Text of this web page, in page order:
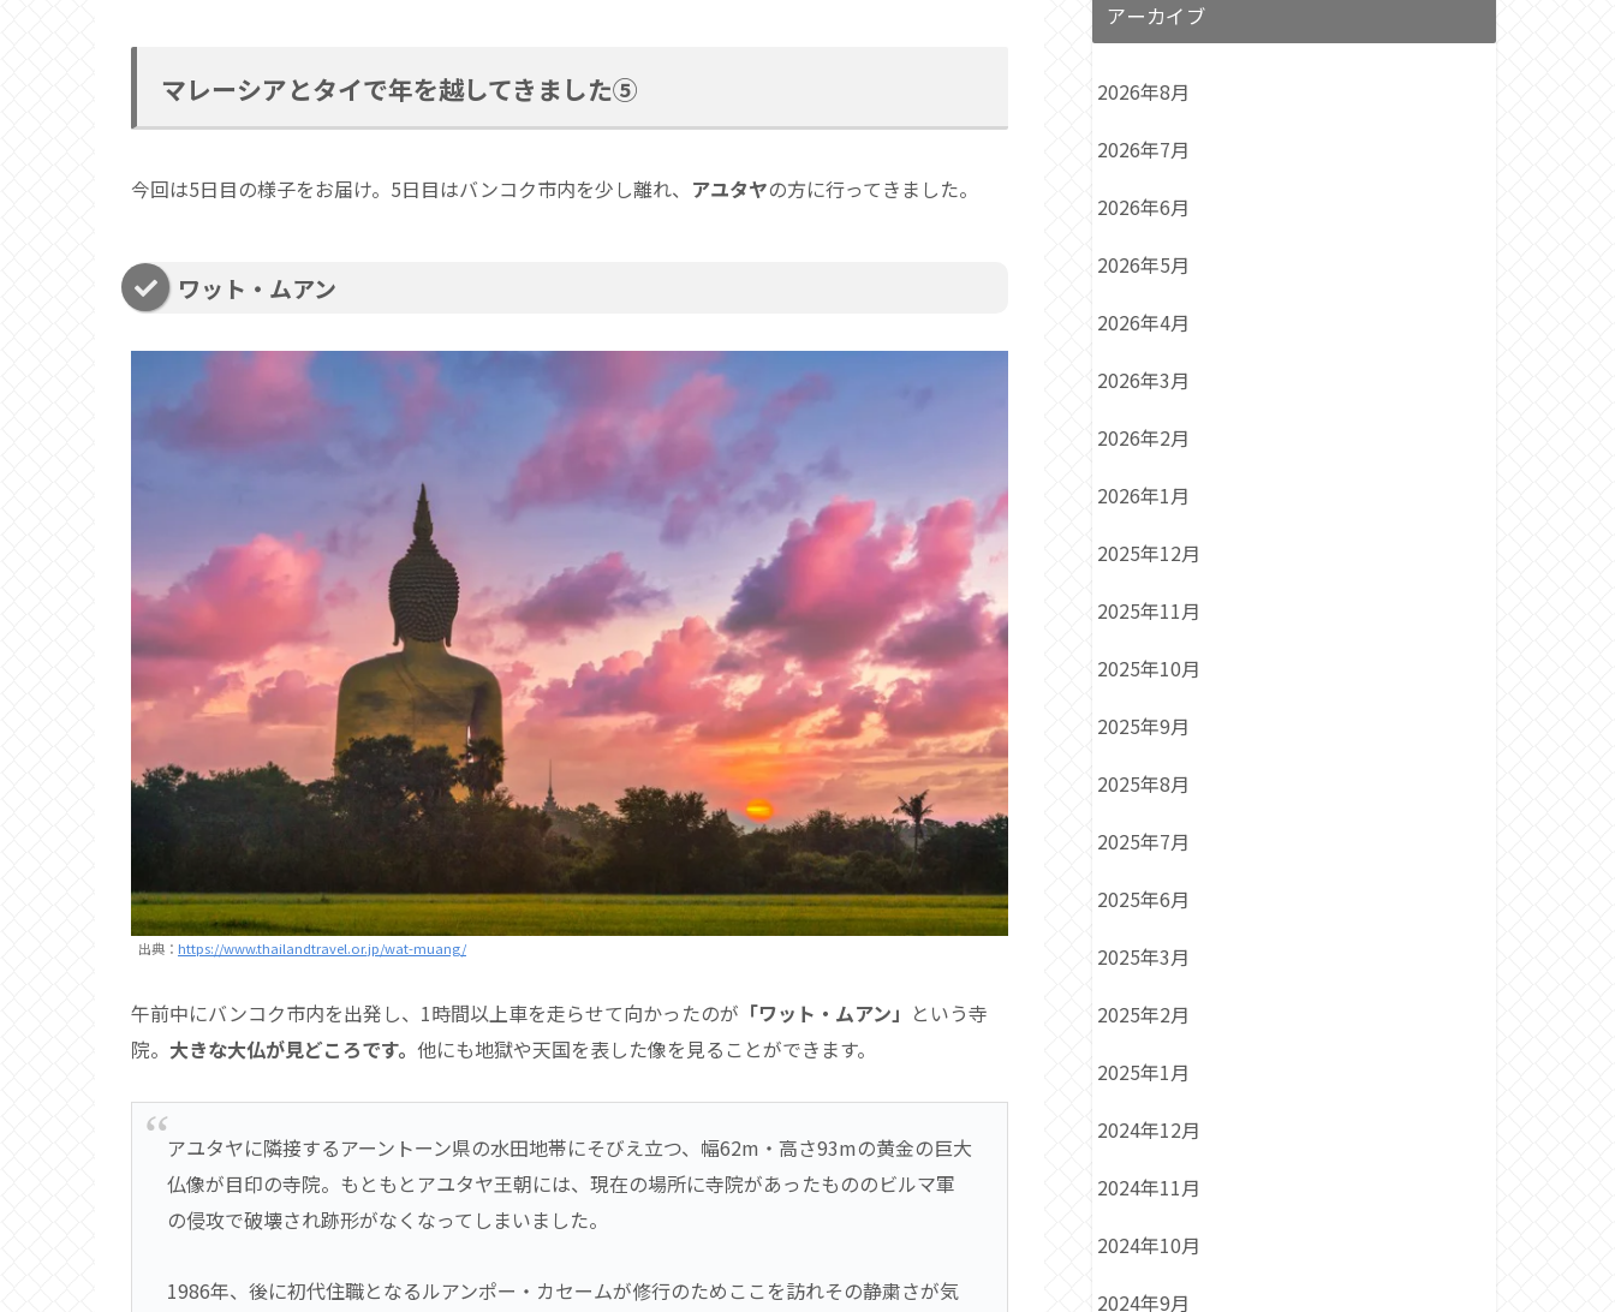
マレーシアとタイで年を越してきました⑤
今回は5日目の様子をお届け。5日目はバンコク市内を少し離れ、 アユタヤの方に行ってきました。
ワット・ムアン
出典： https://www.thailandtravel.or.jp/wat-muang/
午前中にバンコク市内を出発し、1時間以上車を走らせて向かったのが 「ワット・ムアン」 という寺
院。 大きな大仏が見どころです。 他にも地獄や天国を表した像を見ることができます。
アユタヤに隣接するアーントーン県の水田地帯にそびえ立つ、幅62m・高さ93mの黄金の巨大
仏像が目印の寺院。もともとアユタヤ王朝には、現在の場所に寺院があったもののビルマ軍
の侵攻で破壊され跡形がなくなってしまいました。
1986年、後に初代住職となるルアンポー・カセームが修行のためここを訪れその静粛さが気
アーカイブ
2026年8月
2026年7月
2026年6月
2026年5月
2026年4月
2026年3月
2026年2月
2026年1月
2025年12月
2025年11月
2025年10月
2025年9月
2025年8月
2025年7月
2025年6月
2025年3月
2025年2月
2025年1月
2024年12月
2024年11月
2024年10月
2024年9月